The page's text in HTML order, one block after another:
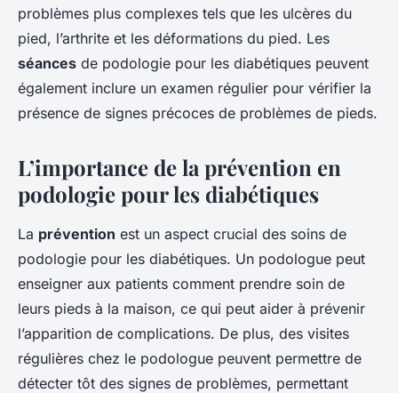
problèmes plus complexes tels que les ulcères du
pied, l’arthrite et les déformations du pied. Les
séances de podologie pour les diabétiques peuvent
également inclure un examen régulier pour vérifier la
présence de signes précoces de problèmes de pieds.
L’importance de la prévention en
podologie pour les diabétiques
La prévention est un aspect crucial des soins de
podologie pour les diabétiques. Un podologue peut
enseigner aux patients comment prendre soin de
leurs pieds à la maison, ce qui peut aider à prévenir
l’apparition de complications. De plus, des visites
régulières chez le podologue peuvent permettre de
détecter tôt des signes de problèmes, permettant